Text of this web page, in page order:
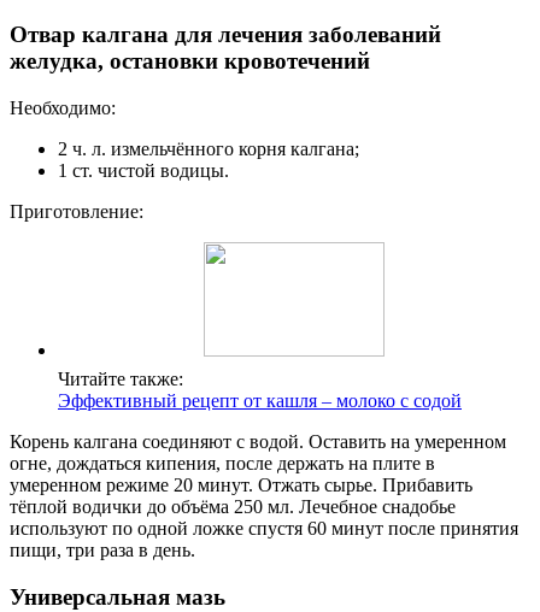
Отвар калгана для лечения заболеваний
желудка, остановки кровотечений
Необходимо:
2 ч. л. измельчённого корня калгана;
1 ст. чистой водицы.
Приготовление:
Читайте также:
Эффективный рецепт от кашля – молоко с содой
Корень калгана соединяют с водой. Оставить на умеренном
огне, дождаться кипения, после держать на плите в
умеренном режиме 20 минут. Отжать сырье. Прибавить
тёплой водички до объёма 250 мл. Лечебное снадобье
используют по одной ложке спустя 60 минут после принятия
пищи, три раза в день.
Универсальная мазь